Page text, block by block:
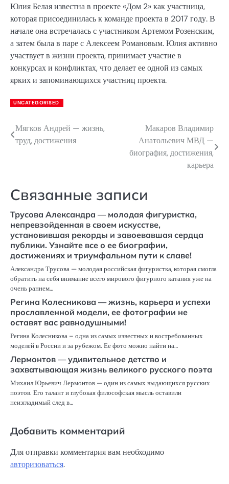
Юлия Белая известна в проекте «Дом 2» как участница,
которая присоединилась к команде проекта в 2017 году. В
начале она встречалась с участником Артемом Розенским,
а затем была в паре с Алексеем Романовым. Юлия активно
участвует в жизни проекта, принимает участие в
конкурсах и конфликтах, что делает ее одной из самых
ярких и запоминающихся участниц проекта.
UNCATEGORISED
Навигация
по
Мягков Андрей — жизнь,
труд, достижения
Макаров Владимир
Анатольевич МВД —
биография, достижения,
карьера
Связанные записи
Трусова Александра — молодая фигуристка,
непревзойденная в своем искусстве,
установившая рекорды и завоевавшая сердца
публики. Узнайте все о ее биографии,
достижениях и триумфальном пути к славе!
Александра Трусова — молодая российская фигуристка, которая смогла
обратить на себя внимание всего мирового фигурного катания уже на
очень раннем…
Регина Колесникова — жизнь, карьера и успехи
прославленной модели, ее фотографии не
оставят вас равнодушными!
Регина Колесникова – одна из самых известных и востребованных
моделей в России и за рубежом. Ее фото можно найти на…
Лермонтов — удивительное детство и
захватывающая жизнь великого русского поэта
Михаил Юрьевич Лермонтов — один из самых выдающихся русских
поэтов. Его талант и глубокая философская мысль оставили
неизгладимый след в…
Добавить комментарий
Для отправки комментария вам необходимо
авторизоваться.